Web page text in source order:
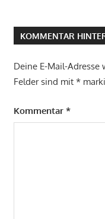
KOMMENTAR
Deine E-Mail-
Felder sind mit *
Kommentar *